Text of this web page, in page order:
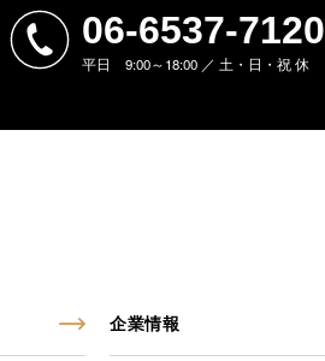
06-6537-7120
平日 9:00～18:00 ／ 土・日・祝 休
企業情報